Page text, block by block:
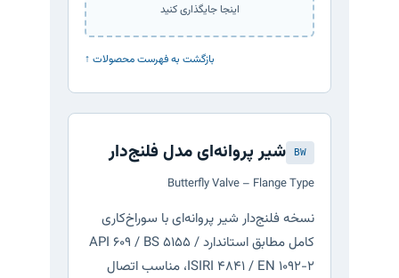
اینجا جایگذاری کنید
↑ بازگشت به فهرست محصولات
BW شیر پروانه‌ای مدل فلنج‌دار
Butterfly Valve – Flange Type
نسخه فلنج‌دار شیر پروانه‌ای با سوراخ‌کاری
کامل مطابق استاندارد API 609 / BS 5155 /
ISIRI 4841 / EN 1092-2، مناسب اتصال